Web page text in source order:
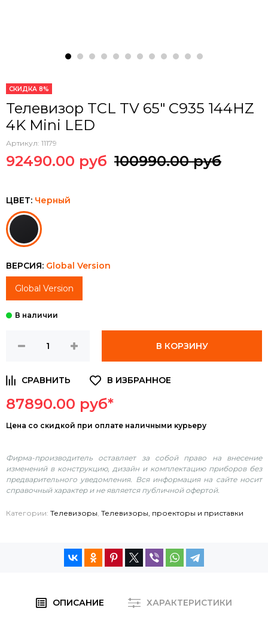
СКИДКА 8%
Телевизор TCL TV 65" C935 144HZ
4K Mini LED
Артикул: 11179
92490.00 руб 100990.00 руб
ЦВЕТ: Черный
ВЕРСИЯ: Global Version
Global Version
В КОРЗИНУ
87890.00 руб*
Цена со скидкой при оплате наличными курьеру
Фирма-производитель оставляет за собой право на внесение
изменений в конструкцию, дизайн и комплектацию приборов без
предварительного уведомления. Вся информация на сайте носит
справочный характер и не является публичной офертой.
Категории: Телевизоры, Телевизоры, проекторы и приставки
ОПИСАНИЕ ХАРАКТЕРИСТИКИ